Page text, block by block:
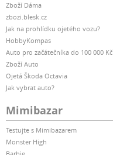
Zboží Dáma
zbozi.blesk.cz
Jak na prohlídku ojetého vozu?
HobbyKompas
Auto pro začátečníka do 100 000 Kč
Zboží Auto
Ojetá Škoda Octavia
Jak vybrat auto?
Mimibazar
Testujte s Mimibazarem
Monster High